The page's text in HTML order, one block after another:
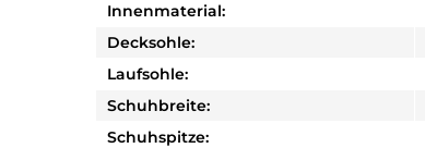
Innenmaterial:
Decksohle:
Laufsohle:
Schuhbreite:
Schuhspitze: